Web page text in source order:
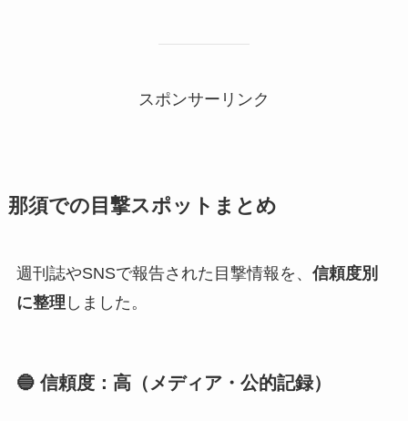
スポンサーリンク
那須での目撃スポットまとめ
週刊誌やSNSで報告された目撃情報を、 信頼度別
に整理 しました。
🔵 信頼度：高（メディア・公的記録）